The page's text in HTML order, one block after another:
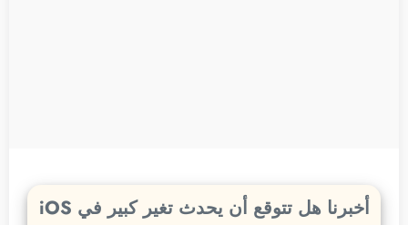
أخبرنا هل تتوقع أن يحدث تغير كبير في iOS